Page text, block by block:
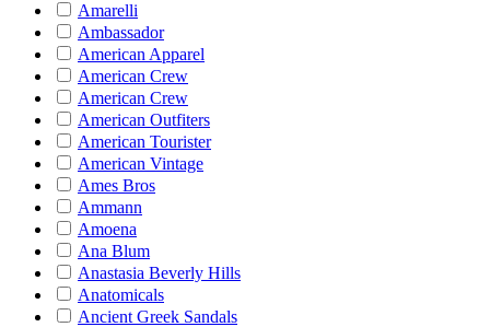
Amarelli
Ambassador
American Apparel
American Crew
American Crew
American Outfiters
American Tourister
American Vintage
Ames Bros
Ammann
Amoena
Ana Blum
Anastasia Beverly Hills
Anatomicals
Ancient Greek Sandals